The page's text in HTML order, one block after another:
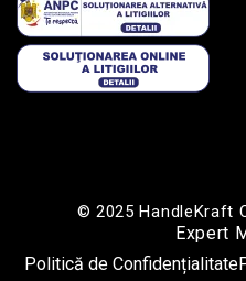
© 2025 HandleKraft
Expert
Politică de Confidențialitate